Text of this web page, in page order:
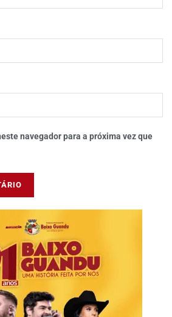
navegador para a próxima vez que